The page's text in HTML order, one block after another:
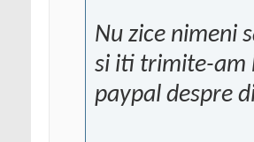
Nu zice nimeni
si iti trimite-am
paypal despre